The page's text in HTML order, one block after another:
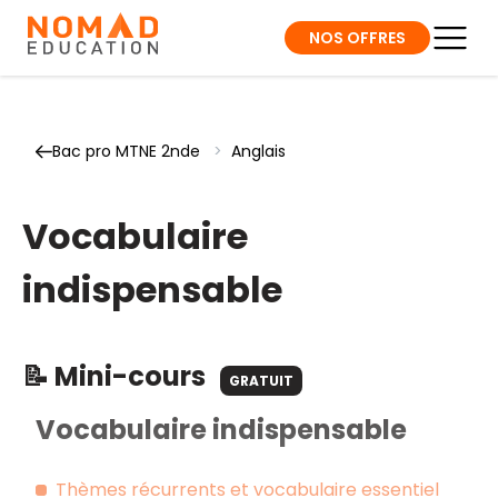
NOS OFFRES
Bac pro MTNE 2nde > Anglais
Vocabulaire
indispensable
📝 Mini-cours GRATUIT
Vocabulaire indispensable
Thèmes récurrents et vocabulaire essentiel